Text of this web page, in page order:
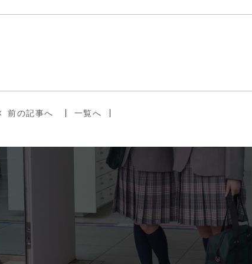
前の記事へ 一覧へ